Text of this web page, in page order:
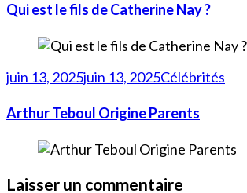
Qui est le fils de Catherine Nay ?
juin 13, 2025juin 13, 2025Célébrités
Arthur Teboul Origine Parents
Laisser un commentaire